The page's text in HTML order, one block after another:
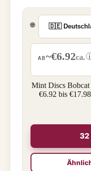
🌐
AB~€6.92ca. i
Mint Discs Bobcat
€6.92 bis
32